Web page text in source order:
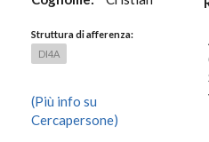
Struttura di afferenza:
DI4A
(Più info su
Cercapersone)